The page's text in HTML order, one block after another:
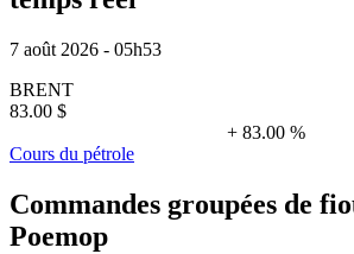
7 août 2026 - 05h53
BRENT
83.00 $
+ 83.00 %
Cours du pétrole
Commandes groupées de
Poemop